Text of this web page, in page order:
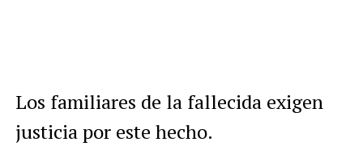
Los familiares de la fallecida exigen
justicia por este hecho.